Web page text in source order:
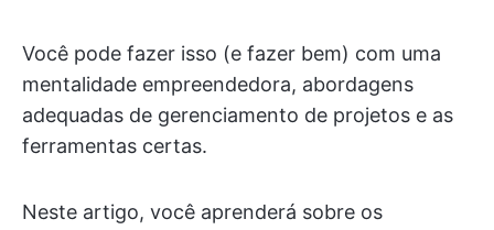
Você pode fazer isso (e fazer bem) com uma
mentalidade empreendedora, abordagens
adequadas de gerenciamento de projetos e as
ferramentas certas.
Neste artigo, você aprenderá sobre os